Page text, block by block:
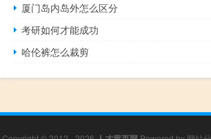
厦门岛内岛外怎么区分
考研如何才能成功
哈伦裤怎么裁剪